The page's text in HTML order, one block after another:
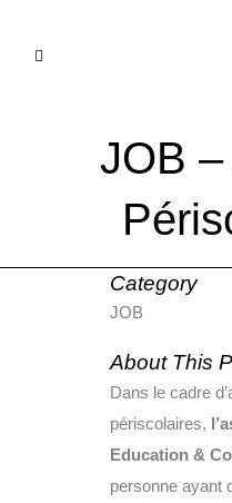
JOB
Category
JOB
About This
Dans le cadre
périscolaires,
Education & Co
personne ayant